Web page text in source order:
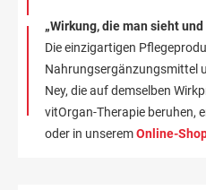
„Wirkung, die man sieht und
Die einzigartigen
Nahrungsergänzungsmittel
Ney, die auf demselben
vitOrgan-Therapie beruhen,
oder in unseremOnline-